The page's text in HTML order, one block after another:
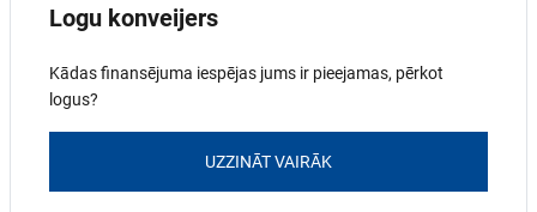
Logu konveijers
Kādas finansējuma iespējas jums ir pieejamas, pērkot
logus?
UZZINĀT VAIRĀK